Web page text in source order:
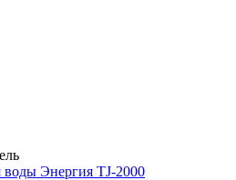
Энергия TJ-2000